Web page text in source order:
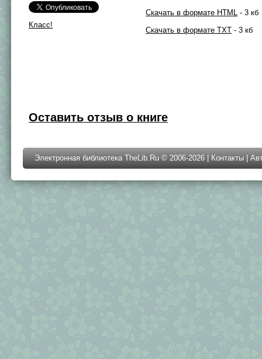
Класс!
Скачать в формате HTML - 3 кб
Скачать в формате TXT - 3 кб
Оставить отзыв о книге
Электронная библиотека TheLib.Ru © 2006-2026 | Контакты |